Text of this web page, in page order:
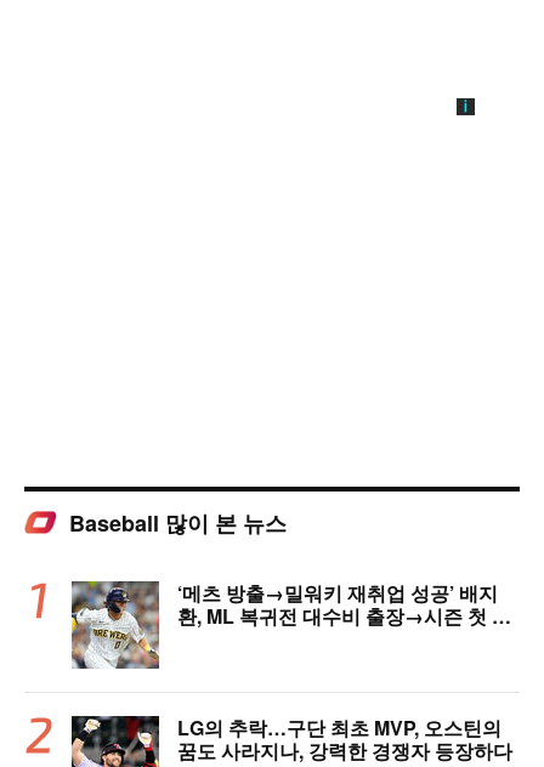
Baseball 많이 본 뉴스
‘메츠 방출→밀워키 재취업 성공’ 배지
환, ML 복귀전 대수비 출장→시즌 첫 안
LG의 추락…구단 최초 MVP, 오스틴의
꿈도 사라지나, 강력한 경쟁자 등장하다